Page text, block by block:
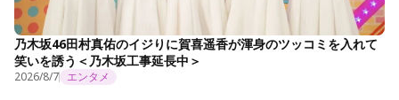
乃木坂46田村真佑のイジりに賀喜遥香が渾身のツッコミを入れて
笑いを誘う＜乃木坂工事延長中＞
2026/8/7 エンタメ